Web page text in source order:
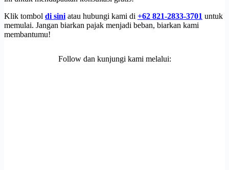
Klik tombol di sini atau hubungi kami di +62 821-2833-3701 untuk
memulai. Jangan biarkan pajak menjadi beban, biarkan kami
membantumu!
Follow dan kunjungi kami melalui: